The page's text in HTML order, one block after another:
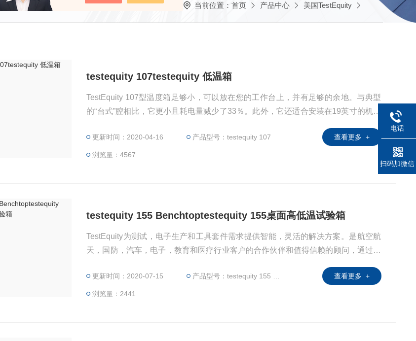
当前位置： 首页 产品中心 美国TestEquity
testequity 107testequity 低温箱
TestEquity 107型温度箱足够小，可以放在您的工作台上，并有足够的余地。与典型
的“台式”腔相比，它更小且耗电量减少了33％。此外，它还适合安装在19英寸的机架
插座-无需电源线。门是可逆的，可以从左侧或右侧打开。两个3英寸端口可让您通过
左侧和右侧将电线连接到测试样品。
更新时间：2020-04-16 产品型号：testequity 107
浏览量：4567
查看更多 +
testequity 155 Benchtoptestequity 155桌面高低温试验箱
TestEquity为测试，电子生产和工具套件需求提供智能，灵活的解决方案。是航空航
天，国防，汽车，电子，教育和医疗行业客户的合作伙伴和值得信赖的顾问，通过广
Equity满足航空，国防，汽车，电子，教育和医疗行业的测试，工具套件和电子产品
供应需求。
更新时间：2020-07-15 产品型号：testequity 155 Benchtop
浏览量：2441
查看更多 +
电话
扫码加微信